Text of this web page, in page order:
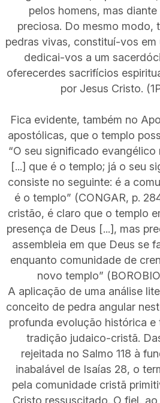
pelos homens, mas
preciosa. Do mesmo modo,
pedras vivas, constituí-vos em
dedicai-vos a um
oferecerdes sacrifícios
por Jesus Cristo.
Fica evidente, também no
apostólicas, que o templo
“O seu significado evangélico
[...] que é o templo; já o seu
consiste no seguinte: é a
é o templo” (CONGAR, p.
cristão, é claro que o templo
presença de Deus [...], mas
assembleia em que Deus se
enquanto comunidade de
novo templo”
A aplicação de uma análise
conceito de pedra angular
profunda evolução histórica
tradição judaico-cristã.
rejeitada no Salmo 118 à
inabalável de Isaías 28, o
pela comunidade cristã